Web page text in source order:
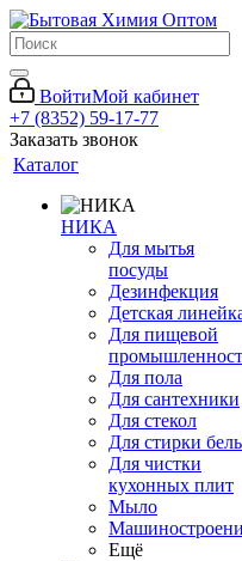
ВойтиМой кабинет
+7 (8352) 59-17-77
Заказать звонок
Каталог
НИКА
Для мытья
посуды
Дезинфекция
Детская
Для пищевой
Для пола
Для сантехники
Для стекол
Для стирки
Для чистки
кухонных плит
Мыло
Ещё